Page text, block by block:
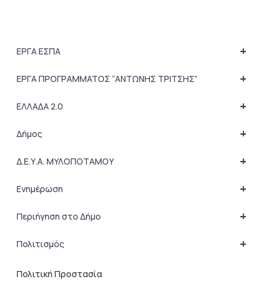
+
ΕΡΓΑ ΕΣΠΑ
+
ΕΡΓΑ ΠΡΟΓΡΑΜΜΑΤΟΣ “ΑΝΤΩΝΗΣ ΤΡΙΤΣΗΣ”
+
ΕΛΛΑΔΑ 2.0
+
Δήμος
+
Δ.Ε.Υ.Α. ΜΥΛΟΠΟΤΑΜΟΥ
+
Ενημέρωση
+
Περιήγηση στο Δήμο
+
Πολιτισμός
Πολιτική Προστασία